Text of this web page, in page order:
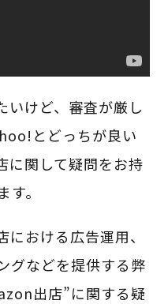
いけど、審査が厳し
とどっちが良い
に関して疑問をお持
。
おける広告運用、
グなどを提供する弊
出店”に関する疑